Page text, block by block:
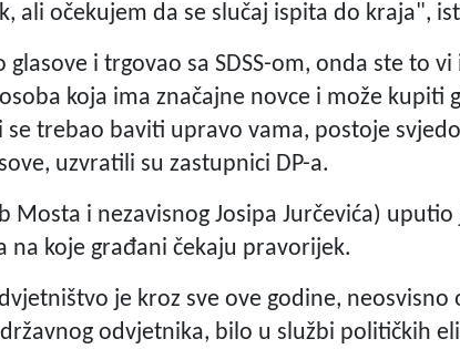
ali očekujem da se slučaj ispita do kraja",
glasove i trgovao sa SDSS-om, onda ste to
koja ima značajne novce i može kupiti
se trebao baviti upravo vama, postoje
uzvratili su zastupnici DP-a.
Mosta i nezavisnog Josipa Jurčevića)
na koje građani čekaju pravorijek.
je kroz sve ove godine, neosvisno
odvjetnika, bilo u službi političkih